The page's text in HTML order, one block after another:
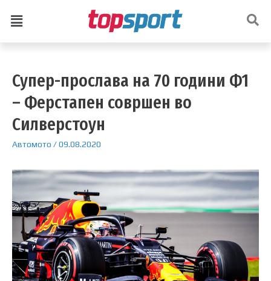
Супер-прослава на 70 години Ф1
– Ферстапен совршен во
Силверстоун
Автомото /09.08.2020